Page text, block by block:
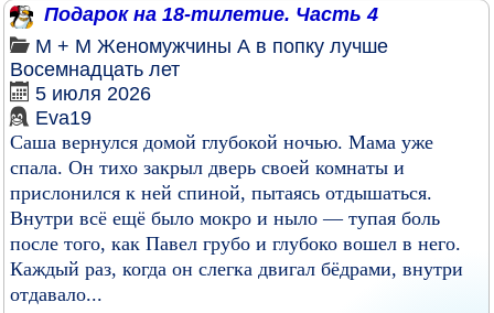
Подарок на 18-тилетие. Часть 4
М + М Женомужчины А в попку лучше
Восемнадцать лет
5 июля 2026
Eva19
Саша вернулся домой глубокой ночью. Мама уже
спала. Он тихо закрыл дверь своей комнаты и
прислонился к ней спиной, пытаясь отдышаться.
Внутри всё ещё было мокро и ныло — тупая боль
после того, как Павел грубо и глубоко вошел в него.
Каждый раз, когда он слегка двигал бёдрами, внутри
отдавало...